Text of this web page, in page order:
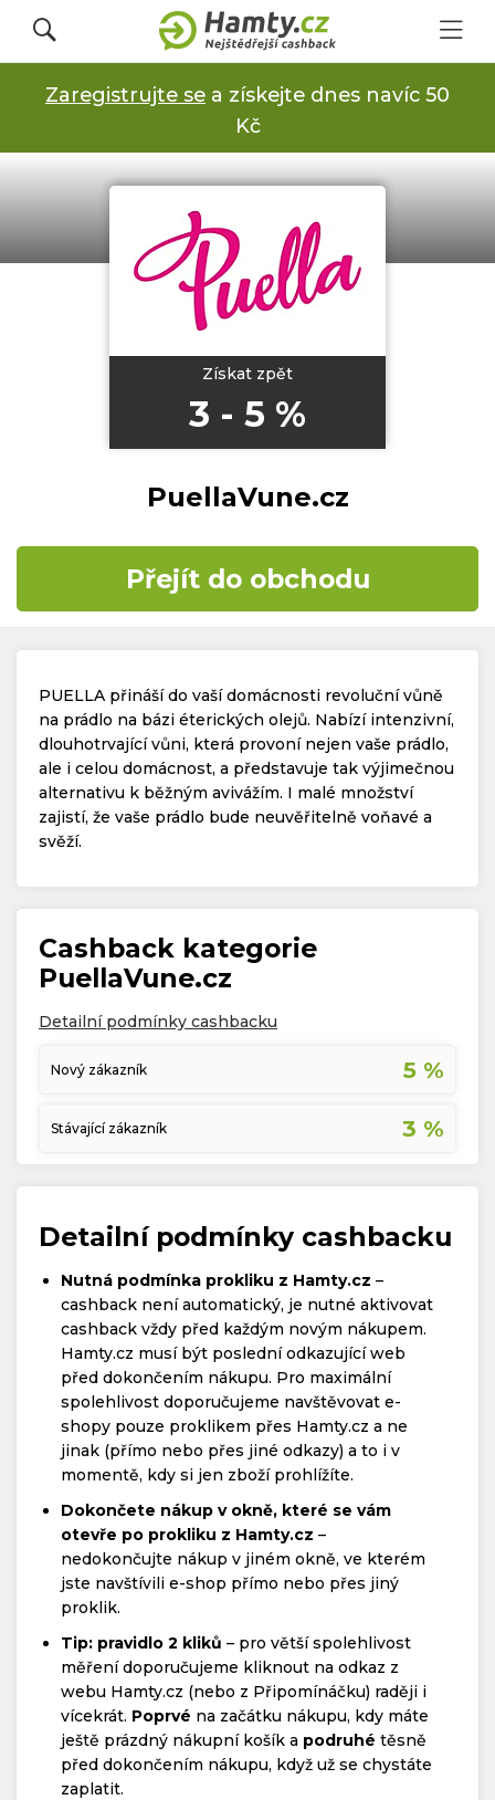
Přihlásit se
Registrovat
Obchody
Časté dotazy
Kontakt
Copyright © 2019 - 2026. Všechna práva vyhrazena.
Zaregistrujte se a získejte dnes navíc 50
Kč
Získat zpět
3 - 5 %
PuellaVune.cz
Přejít do obchodu
PUELLA přináší do vaší domácnosti revoluční vůně
na prádlo na bázi éterických olejů. Nabízí intenzivní,
dlouhotrvající vůni, která provoní nejen vaše prádlo,
ale i celou domácnost, a představuje tak výjimečnou
alternativu k běžným avivážím. I malé množství
zajistí, že vaše prádlo bude neuvěřitelně voňavé a
svěží.
Cashback kategorie
PuellaVune.cz
Detailní podmínky cashbacku
Nový zákazník 5 %
Stávající zákazník 3 %
Detailní podmínky cashbacku
Nutná podmínka prokliku z Hamty.cz –
cashback není automatický, je nutné aktivovat
cashback vždy před každým novým nákupem.
Hamty.cz musí být poslední odkazující web
před dokončením nákupu. Pro maximální
spolehlivost doporučujeme navštěvovat e-
shopy pouze proklikem přes Hamty.cz a ne
jinak (přímo nebo přes jiné odkazy) a to i v
momentě, kdy si jen zboží prohlížíte.
Dokončete nákup v okně, které se vám
otevře po prokliku z Hamty.cz –
nedokončujte nákup v jiném okně, ve kterém
jste navštívili e-shop přímo nebo přes jiný
proklik.
Tip: pravidlo 2 kliků – pro větší spolehlivost
měření doporučujeme kliknout na odkaz z
webu Hamty.cz (nebo z Připomínáčku) raději i
vícekrát. Poprvé na začátku nákupu, kdy máte
ještě prázdný nákupní košík a podruhé těsně
před dokončením nákupu, když už se chystáte
zaplatit.